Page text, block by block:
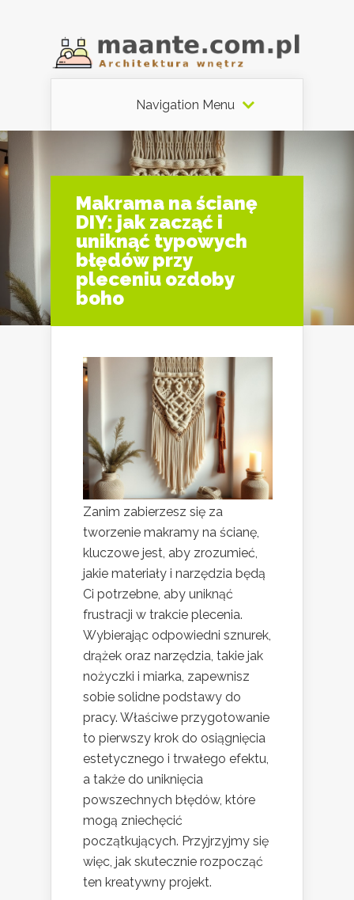
Navigation Menu
Makrama na ścianę
DIY: jak zacząć i
uniknąć typowych
błędów przy
pleceniu ozdoby
boho
Zanim zabierzesz się za
tworzenie makramy na ścianę,
kluczowe jest, aby zrozumieć,
jakie materiały i narzędzia będą
Ci potrzebne, aby uniknąć
frustracji w trakcie plecenia.
Wybierając odpowiedni sznurek,
drążek oraz narzędzia, takie jak
nożyczki i miarka, zapewnisz
sobie solidne podstawy do
pracy. Właściwe przygotowanie
to pierwszy krok do osiągnięcia
estetycznego i trwałego efektu,
a także do uniknięcia
powszechnych błędów, które
mogą zniechęcić
początkujących. Przyjrzyjmy się
więc, jak skutecznie rozpocząć
ten kreatywny projekt.